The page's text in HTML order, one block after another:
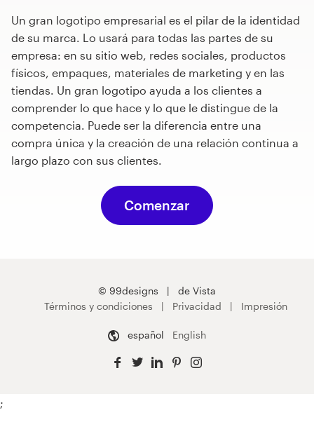
Un gran logotipo empresarial es el pilar de la identidad
de su marca. Lo usará para todas las partes de su
empresa: en su sitio web, redes sociales, productos
físicos, empaques, materiales de marketing y en las
tiendas. Un gran logotipo ayuda a los clientes a
comprender lo que hace y lo que le distingue de la
competencia. Puede ser la diferencia entre una
compra única y la creación de una relación continua a
largo plazo con sus clientes.
Comenzar
© 99designs
de Vista
Términos y condiciones
Privacidad Impresión
español English
;